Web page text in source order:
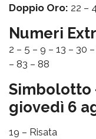
Doppio Oro: 22 –
Numeri
2 – 5 – 9 – 13 – 30
– 83 – 88
Simbolotto
giovedì 6
19 – Risata